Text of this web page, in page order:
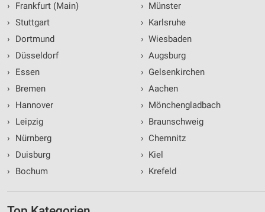
›
Frankfurt (Main)
› Stuttgart
›
Dortmund
›
Düsseldorf
›
Essen
›
Bremen
›
Hannover
›
Leipzig
›
Nürnberg
›
Duisburg
›
Bochum
› Münster
› Karlsruhe
› Wiesbaden
› Augsburg
› Gelsenkirchen
› Aachen
› Mönchengladbach
› Braunschweig
› Chemnitz
› Kiel
› Krefeld